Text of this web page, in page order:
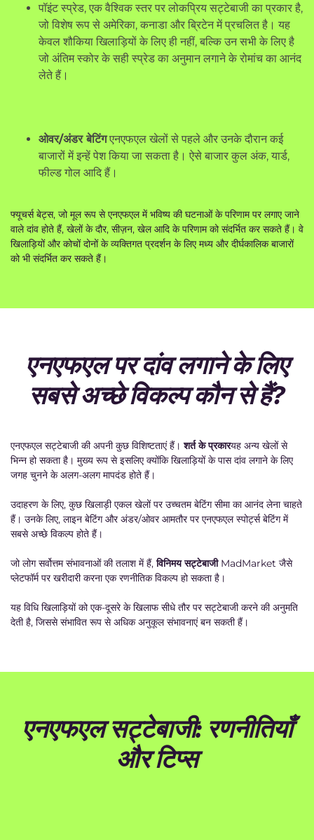
पॉइंट स्प्रेड, एक वैश्विक स्तर पर लोकप्रिय सट्टेबाजी का प्रकार है,
जो विशेष रूप से अमेरिका, कनाडा और ब्रिटेन में प्रचलित है। यह
केवल शौकिया खिलाड़ियों के लिए ही नहीं, बल्कि उन सभी के लिए है
जो अंतिम स्कोर के सही स्प्रेड का अनुमान लगाने के रोमांच का आनंद
लेते हैं।
ओवर/अंडर बेटिंगएनएफएल खेलों से पहले और उनके दौरान कई
बाजारों में इन्हें पेश किया जा सकता है। ऐसे बाजार कुल अंक, यार्ड,
फील्ड गोल आदि हैं।
फ्यूचर्स बेट्स, जो मूल रूप से एनएफएल में भविष्य की घटनाओं के परिणाम पर लगाए जाने
वाले दांव होते हैं, खेलों के दौर, सीज़न, खेल आदि के परिणाम को संदर्भित कर सकते हैं। वे
खिलाड़ियों और कोचों दोनों के व्यक्तिगत प्रदर्शन के लिए मध्य और दीर्घकालिक बाजारों
को भी संदर्भित कर सकते हैं।
एनएफएल पर दांव लगाने के लिए
सबसे अच्छे विकल्प कौन से हैं?
एनएफएल सट्टेबाजी की अपनी कुछ विशिष्टताएं हैं।शर्त के प्रकारयह अन्य खेलों से
भिन्न हो सकता है। मुख्य रूप से इसलिए क्योंकि खिलाड़ियों के पास दांव लगाने के लिए
जगह चुनने के अलग-अलग मापदंड होते हैं।
उदाहरण के लिए, कुछ खिलाड़ी एकल खेलों पर उच्चतम बेटिंग सीमा का आनंद लेना चाहते
हैं। उनके लिए, लाइन बेटिंग और अंडर/ओवर आमतौर पर एनएफएल स्पोर्ट्स बेटिंग में
सबसे अच्छे विकल्प होते हैं।
जो लोग सर्वोत्तम संभावनाओं की तलाश में हैं,विनिमय सट्टेबाजीMadMarket जैसे
प्लेटफॉर्म पर खरीदारी करना एक रणनीतिक विकल्प हो सकता है।
यह विधि खिलाड़ियों को एक-दूसरे के खिलाफ सीधे तौर पर सट्टेबाजी करने की अनुमति
देती है, जिससे संभावित रूप से अधिक अनुकूल संभावनाएं बन सकती हैं।
एनएफएल सट्टेबाजी: रणनीतियाँ
और टिप्स